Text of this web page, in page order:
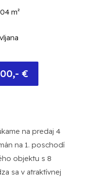
m²
€
na predaj 4
na 1. poschodí
objektu s 8
sa v atraktívnej